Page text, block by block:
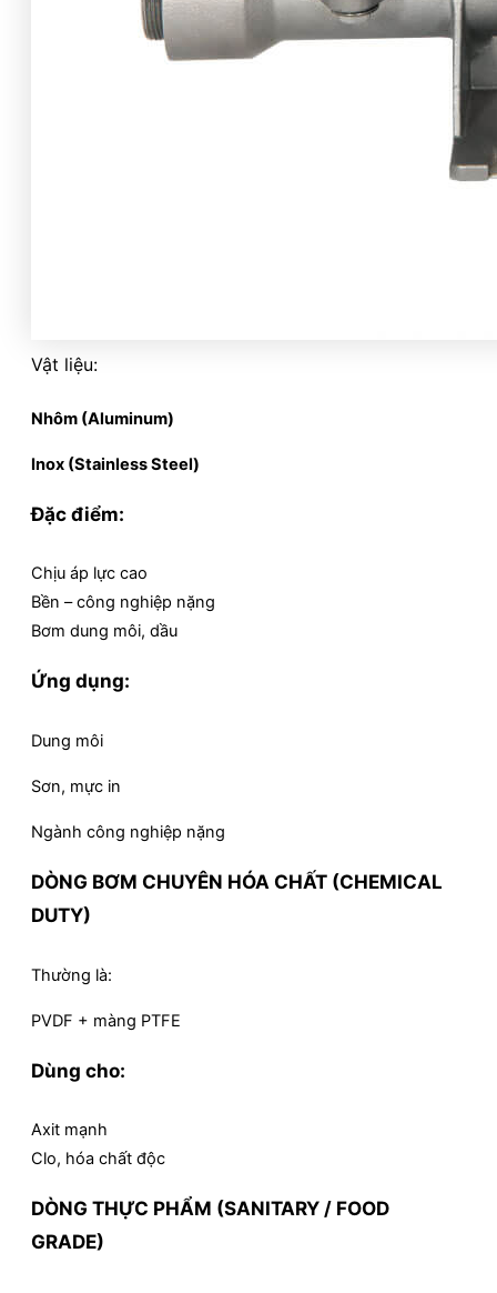
Vật liệu:
Nhôm (Aluminum)
Inox (Stainless Steel)
Đặc điểm:
Chịu áp lực cao
Bền – công nghiệp nặng
Bơm dung môi, dầu
Ứng dụng:
Dung môi
Sơn, mực in
Ngành công nghiệp nặng
DÒNG BƠM CHUYÊN HÓA CHẤT (CHEMICAL
DUTY)
Thường là:
PVDF + màng PTFE
Dùng cho:
Axit mạnh
Clo, hóa chất độc
DÒNG THỰC PHẨM (SANITARY / FOOD
GRADE)